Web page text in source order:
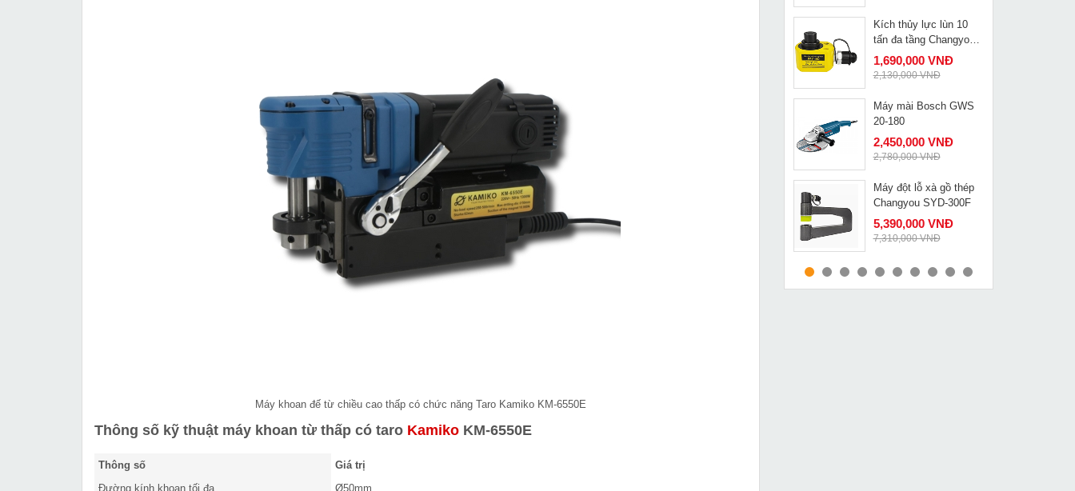
Máy khoan đế từ chiều cao thấp có chức năng Taro Kamiko KM-6550E
Thông số kỹ thuật máy khoan từ thấp có taro Kamiko KM-6550E
Thông số
Giá trị
Đường kính khoan tối đa
Ø50mm
MUA NGAY
MUA NGAY
Kích thủy lực lùn 10
tấn đa tầng Changyou
FPY-10D
1,690,000 VNĐ
2,130,000 VNĐ
MUA NGAY
Máy mài Bosch GWS
20-180
2,450,000 VNĐ
2,780,000 VNĐ
MUA NGAY
Máy đột lỗ xà gồ thép
Changyou SYD-300F
5,390,000 VNĐ
7,310,000 VNĐ
Máy đo khoảng cách